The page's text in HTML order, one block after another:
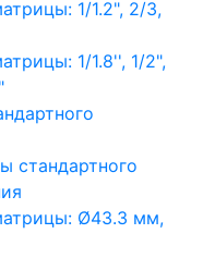
1/1.2", 2/3,
1/1.8'', 1/2",
стандартного
Ø43.3 мм,